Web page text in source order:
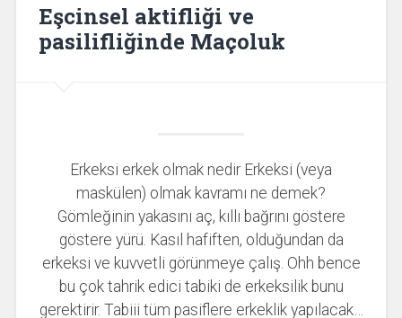
Eşcinsel aktifliği ve
pasilifliğinde Maçoluk
Erkeksi erkek olmak nedir Erkeksi (veya
maskülen) olmak kavramı ne demek?
Gömleğinin yakasını aç, kıllı bağrını göstere
göstere yürü. Kasıl hafiften, olduğundan da
erkeksi ve kuvvetli görünmeye çalış. Ohh bence
bu çok tahrik edici tabiki de erkeksilik bunu
gerektirir. Tabiii tüm pasiflere erkeklik yapılacak…